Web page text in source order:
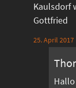
Kaulsdorf
Gottfried
25. April 2017